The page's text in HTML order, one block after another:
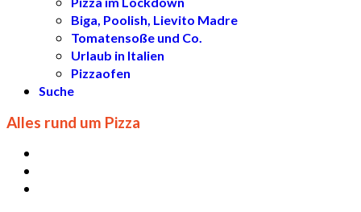
Biga, Poolish, Lievito Madre
Tomatensoße und Co.
Urlaub in Italien
Pizzaofen
Suche
Alles rund um Pizza